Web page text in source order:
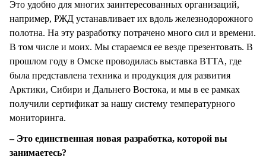
Это удобно для многих заинтересованных организаций,
например, РЖД устанавливает их вдоль железнодорожного
полотна. На эту разработку потрачено много сил и времени.
В том числе и моих. Мы стараемся ее везде презентовать. В
прошлом году в Омске проводилась выставка ВТТА, где
была представлена техника и продукция для развития
Арктики, Сибири и Дальнего Востока, и мы в ее рамках
получили сертификат за нашу систему температурного
мониторинга.
– Это единственная новая разработка, которой вы
занимаетесь?